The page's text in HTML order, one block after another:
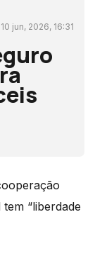
10 jun, 2026, 16:31
“liberdade